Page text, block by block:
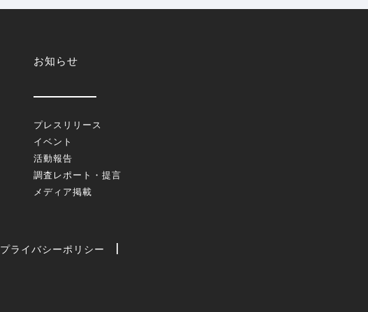
お知らせ
プレスリリース
イベント
活動報告
調査レポート・提言
メディア掲載
プライバシーポリシー